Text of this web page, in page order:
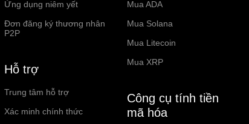
Ứng dụng niêm yết
Đơn đăng ký thương nhân
P2P
Hỗ trợ
Trung tâm hỗ trợ
Xác minh chính thức
Mua ADA
Mua Solana
Mua Litecoin
Mua XRP
Công cụ tính tiền
mã hóa